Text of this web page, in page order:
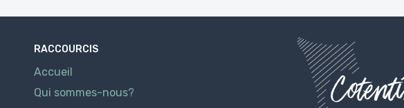
RACCOURCIS
Accueil
Qui sommes-nous?